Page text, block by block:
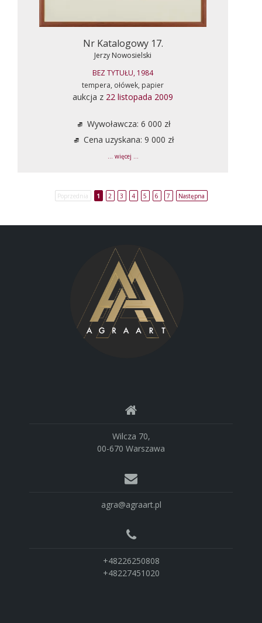
Nr Katalogowy 17.
Jerzy Nowosielski
BEZ TYTUŁU, 1984
tempera, ołówek, papier
aukcja z 22 listopada 2009
Wywoławcza: 6 000 zł
Cena uzyskana: 9 000 zł
... więcej ...
Poprzednia 1 2 3 4 5 6 7 Następna
Wilcza 70,
00-670 Warszawa
agra@agraart.pl
+48226250808
+48227451020